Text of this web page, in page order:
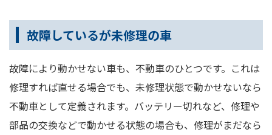
故障しているが未修理の車
故障により動かせない車も、不動車のひとつです。これは
修理すれば直せる場合でも、未修理状態で動かせないなら
不動車として定義されます。バッテリー切れなど、修理や
部品の交換などで動かせる状態の場合も、修理がまだなら